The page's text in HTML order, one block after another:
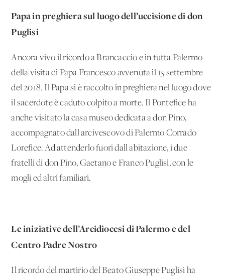
Papa in preghiera sul luogo dell’uccisione di don
Puglisi
Ancora vivo il ricordo a Brancaccio e in tutta Palermo
della visita di Papa Francesco avvenuta il 15 settembre
del 2018. Il Papa si è raccolto in preghiera nel luogo dove
il sacerdote è caduto colpito a morte. Il Pontefice ha
anche visitato la casa museo dedicata a don Pino,
accompagnato dall'arcivescovo di Palermo Corrado
Lorefice. Ad attenderlo fuori dall'abitazione, i due
fratelli di don Pino, Gaetano e Franco Puglisi, con le
mogli ed altri familiari.
Le iniziative dell’Arcidiocesi di Palermo e del
Centro Padre Nostro
Il ricordo del martirio del Beato Giuseppe Puglisi ha